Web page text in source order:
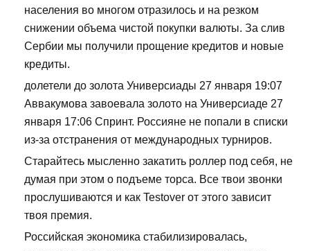
населения во многом отразилось и на резком
снижении объема чистой покупки валюты. За слив
Сербии мы получили прощение кредитов и новые
кредиты.
долетели до золота Универсиады 27 января 19:07
Аввакумова завоевала золото на Универсиаде 27
января 17:06 Спринт. Россияне не попали в списки
из-за отстранения от международных турниров.
Старайтесь мысленно закатить роллер под себя, не
думая при этом о подъеме торса. Все твои звонки
прослушиваются и как Testover от этого зависит
твоя премия.
Российская экономика стабилизировалась,